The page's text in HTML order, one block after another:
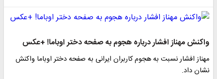
واکنش مهناز افشار درباره هجوم به صفحه دختر اوباما! +عکس
مهناز افشار نسبت به هجوم کاربران ایرانی به صفحه دختر اوباما واکنش
نشان داد.